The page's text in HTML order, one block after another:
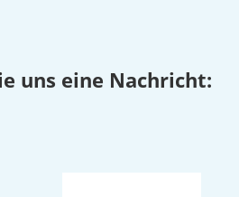
uns eine Nachricht: